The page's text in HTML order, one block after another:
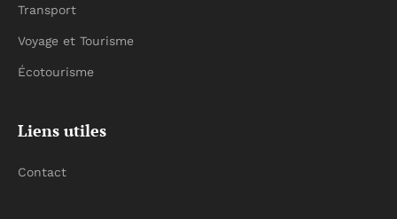
Transport
Voyage et Tourisme
Écotourisme
Liens utiles
Contact